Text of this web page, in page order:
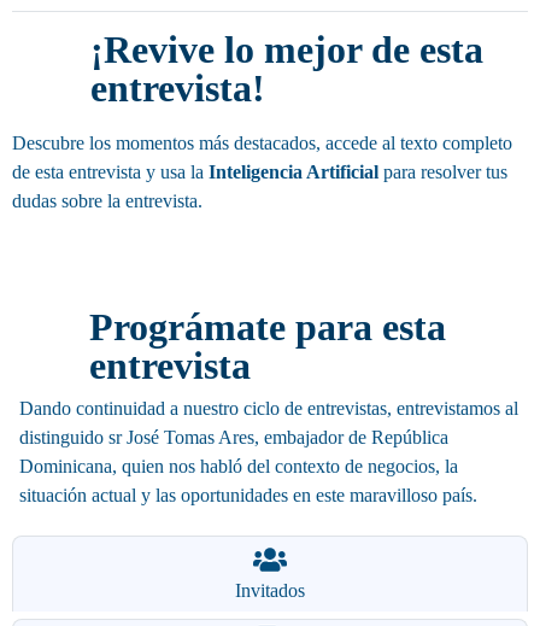
¡Revive lo mejor de esta
entrevista!
Descubre los momentos más destacados, accede al texto completo
de esta entrevista y usa la Inteligencia Artificial para resolver tus
dudas sobre la entrevista.
Invitados
Prográmate para esta
entrevista
Dando continuidad a nuestro ciclo de entrevistas, entrevistamos al
distinguido sr José Tomas Ares, embajadorde República
Dominicana, quien nos habló del contexto de negocios, la
situación actual y las oportunidades en este maravilloso país.